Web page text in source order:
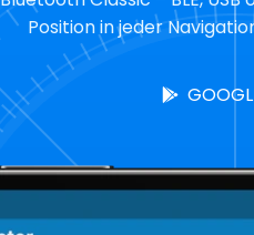
Position in jeder